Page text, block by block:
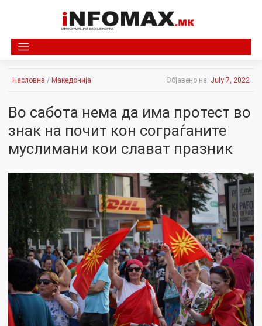
Насловна / Македонија Објавено на: July 7, 2022
Во сабота нема да има протест во
знак на почит кон сограѓаните
муслимани кои слават празник